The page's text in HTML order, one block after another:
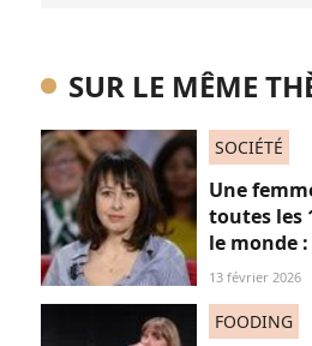
SUR LE MÊME
SOCIÉTÉ
Une
toutes les
le monde
actrice et
fléau des
13 février 2026
FOODING